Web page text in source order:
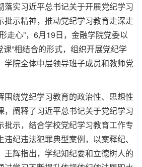
落实习近平总书记关于开展党纪学习
批示精神，推动党纪学习教育走深走
走心”，6月19日，金融学院党委以
课”相结合的形式，组织开展党纪学
学院全体中层领导班子成员和教师党
围绕党纪学习教育的政治性、思想性
，阐释了习近平总书记关于党纪学习
批示，结合学校党纪学习教育工作专
纪违法犯罪典型案例，以案释纪、
王辉指出，学纪知纪要和立德树人的